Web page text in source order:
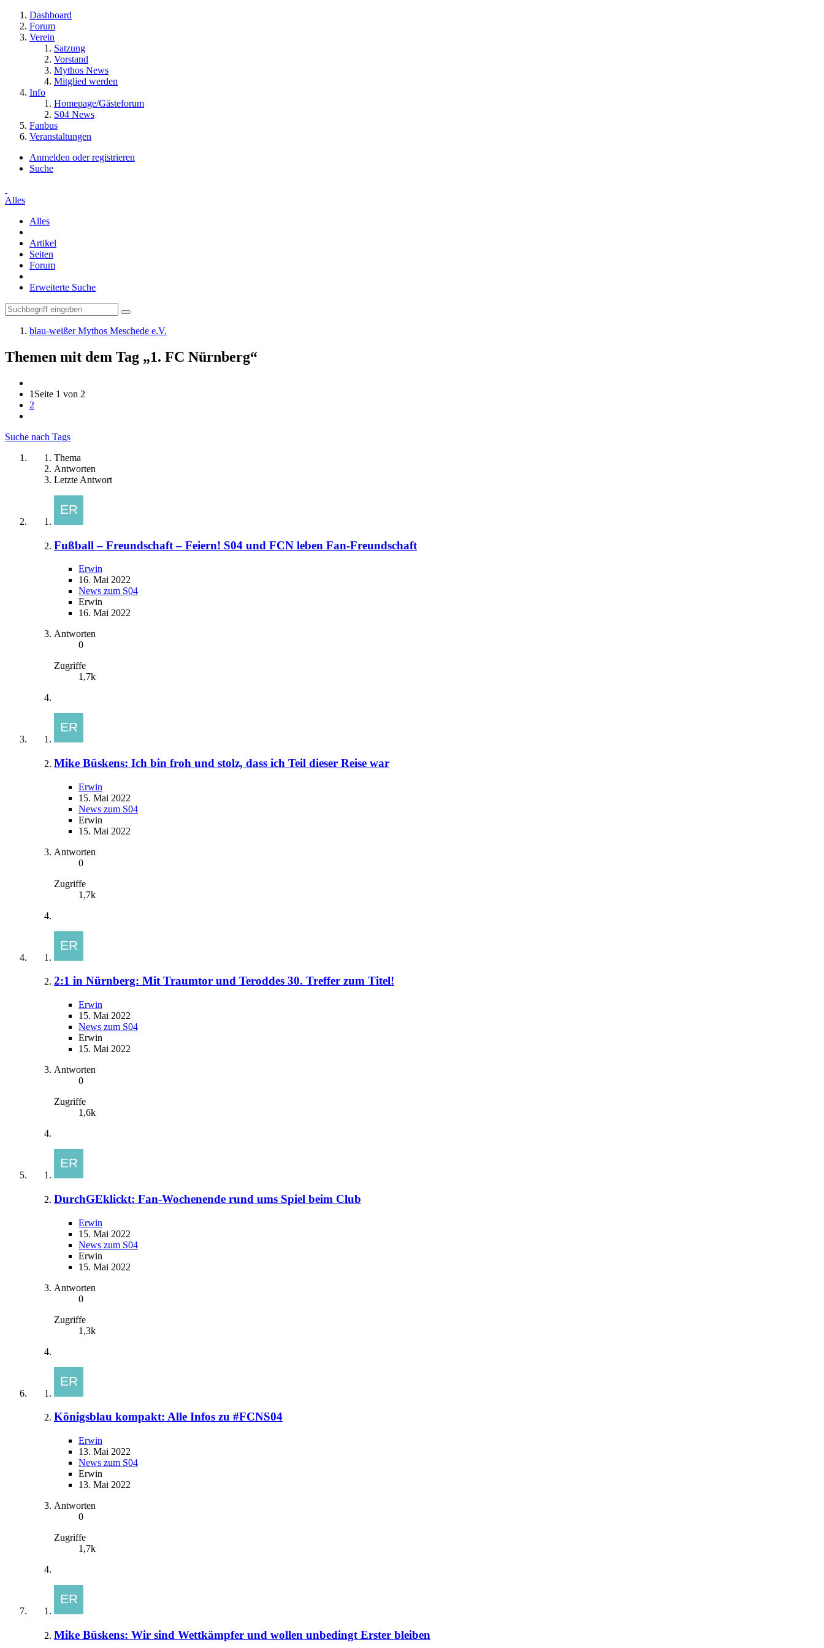
Dashboard
Forum
Verein
Satzung
Vorstand
Mythos News
Mitglied werden
Info
Homepage/Gästeforum
S04 News
Fanbus
Veranstaltungen
Anmelden oder registrieren
Suche
Alles
Alles
Artikel
Seiten
Forum
Erweiterte Suche
blau-weißer Mythos Meschede e.V.
Themen mit dem Tag „1. FC Nürnberg“
1 Seite 1 von 2
2
Suche nach Tags
Thema
Antworten
Letzte Antwort
Fußball – Freundschaft – Feiern! S04 und FCN leben Fan-Freundschaft
Erwin
16. Mai 2022
News zum S04
Erwin
16. Mai 2022
Antworten
0
Zugriffe
1,7k
Mike Büskens: Ich bin froh und stolz, dass ich Teil dieser Reise war
Erwin
15. Mai 2022
News zum S04
Erwin
15. Mai 2022
Antworten
0
Zugriffe
1,7k
2:1 in Nürnberg: Mit Traumtor und Teroddes 30. Treffer zum Titel!
Erwin
15. Mai 2022
News zum S04
Erwin
15. Mai 2022
Antworten
0
Zugriffe
1,6k
DurchGEklickt: Fan-Wochenende rund ums Spiel beim Club
Erwin
15. Mai 2022
News zum S04
Erwin
15. Mai 2022
Antworten
0
Zugriffe
1,3k
Königsblau kompakt: Alle Infos zu #FCNS04
Erwin
13. Mai 2022
News zum S04
Erwin
13. Mai 2022
Antworten
0
Zugriffe
1,7k
Mike Büskens: Wir sind Wettkämpfer und wollen unbedingt Erster bleiben